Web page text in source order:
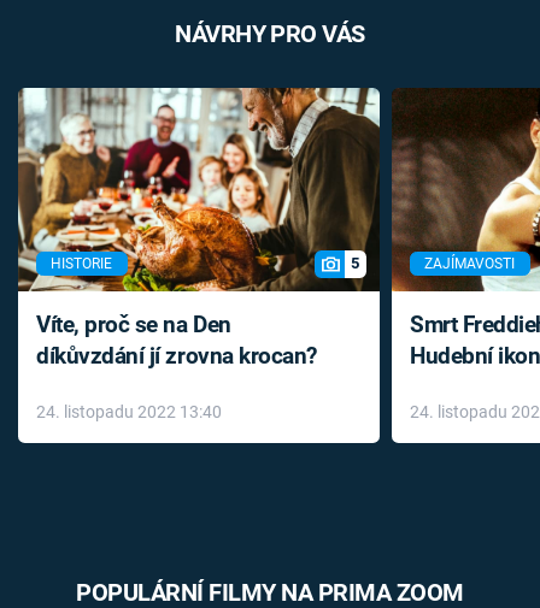
NÁVRHY PRO VÁS
HISTORIE 5
Víte, proč se na Den
díkůvzdání jí zrovna krocan?
24. listopadu 2022 13:40
ZAJÍMAVOSTI
Smrt
Hudební
léky
24. listopadu
POPULÁRNÍ FILMY NA PRIMA ZOOM